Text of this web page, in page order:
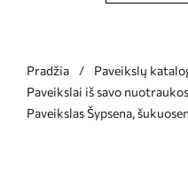
Pradžia
Paveikslų
Paveikslai iš savo nuotraukos
Paveikslas Šypsena,